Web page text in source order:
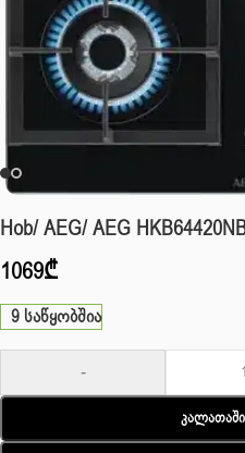
Hob/ AEG/ AEG
1069₾
9 საწყობშია
-